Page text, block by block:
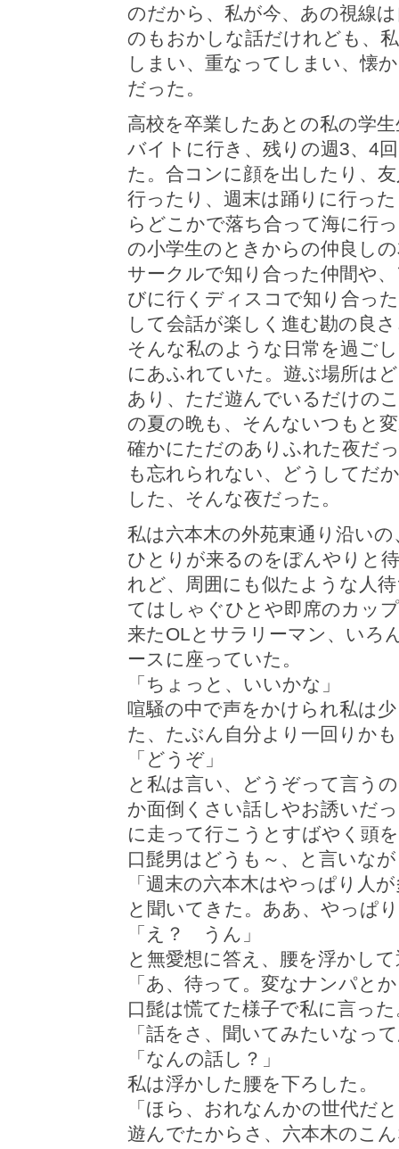
のだから、私が今、あの視線
のもおかしな話だけれども、
しまい、重なってしまい、懐
だった。
高校を卒業したあとの私の学
バイトに行き、残りの週3、4
た。合コンに顔を出したり、
行ったり、週末は踊りに行っ
らどこかで落ち合って海に行
の小学生のときからの仲良し
サークルで知り合った仲間や
びに行くディスコで知り合っ
して会話が楽しく進む勘の良
そんな私のような日常を過ご
にあふれていた。遊ぶ場所は
あり、ただ遊んでいるだけの
の夏の晩も、そんないつもと
確かにただのありふれた夜だ
も忘れられない、どうしてだ
した、そんな夜だった。
私は六本木の外苑東通り沿い
ひとりが来るのをぼんやりと
れど、周囲にも似たような人
てはしゃぐひとや即席のカッ
来たOLとサラリーマン、いろ
ースに座っていた。
「ちょっと、いいかな」
喧騒の中で声をかけられ私は
た、たぶん自分より一回りか
「どうぞ」
と私は言い、どうぞって言う
か面倒くさい話しやお誘いだ
に走って行こうとすばやく頭
口髭男はどうも～、と言いな
「週末の六本木はやっぱり人
と聞いてきた。ああ、やっぱ
「え？ うん」
と無愛想に答え、腰を浮かし
「あ、待って。変なナンパと
口髭は慌てた様子で私に言った
「話をさ、聞いてみたいなっ
「なんの話し？」
私は浮かした腰を下ろした。
「ほら、おれなんかの世代だ
遊んでたからさ、六本木のこ